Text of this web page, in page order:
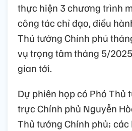
thực hiện 3 chương trình
công tác chỉ đạo, điều
Thủ tướng Chính phủ
vụ trọng tâm tháng 5/
gian tới.
Dự phiên họp có Phó Thủ
trực Chính phủ Nguyễn
Thủ tướng Chính phủ;